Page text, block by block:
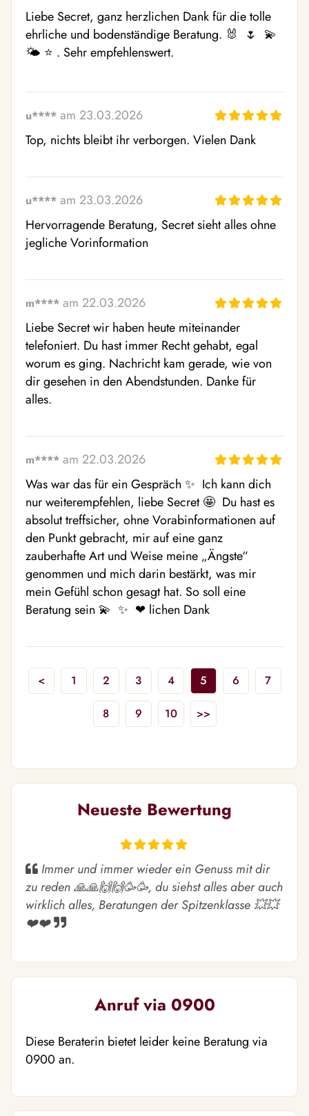
Liebe Secret, ganz herzlichen Dank für die tolle
ehrliche und bodenständige Beratung. 🐰  🌷  💫
🌤 ️⭐ ️. Sehr empfehlenswert.
u**** am 23.03.2026
Top, nichts bleibt ihr verborgen. Vielen Dank
u**** am 23.03.2026
Hervorragende Beratung, Secret sieht alles ohne
jegliche Vorinformation
m**** am 22.03.2026
Liebe Secret wir haben heute miteinander
telefoniert. Du hast immer Recht gehabt, egal
worum es ging. Nachricht kam gerade, wie von
dir gesehen in den Abendstunden. Danke für
alles.
m**** am 22.03.2026
Was war das für ein Gespräch ✨  Ich kann dich
nur weiterempfehlen, liebe Secret 🤩  Du hast es
absolut treffsicher, ohne Vorabinformationen auf
den Punkt gebracht, mir auf eine ganz
zauberhafte Art und Weise meine „Ängste“
genommen und mich darin bestärkt, was mir
mein Gefühl schon gesagt hat. So soll eine
Beratung sein 💫  ✨  ❤ ️lichen Dank
< 1 2 3 4 5 6 7
8 9 10 >>
Neueste Bewertung
Immer und immer wieder ein Genuss mit dir
zu reden 🙏🙏🙌🙌🥳🥳, du siehst alles aber auch
wirklich alles, Beratungen der Spitzenklasse 💥💥
❤️❤️
Anruf via 0900
Diese Beraterin bietet leider keine Beratung via
0900 an.